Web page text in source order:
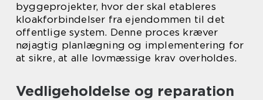
byggeprojekter, hvor der skal etableres
kloakforbindelser fra ejendommen til det
offentlige system. Denne proces kræver
nøjagtig planlægning og implementering for
at sikre, at alle lovmæssige krav overholdes.
Vedligeholdelse og reparation